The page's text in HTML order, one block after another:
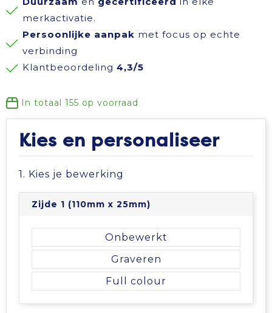
Reisbenodigdheden
Schrijfwaren
Snoepgoed
Spellen voor binnen en buiten
Themapakketten
Veiligheid, Auto en Fiets
Vrije tijd en Strand
Waterflesjes
Reflecterende polo's
Reflecterende vesten
Schorten en Sloven
Sweaters
T-Shirts
Veiligheidssignalering en Verlichting
Veiligheidsvesten en Veiligheidshesjes
Vesten
Schoenen
Sweaters
Gilets
Koeltassen en Koelboxen
Koffers en Trolleys
Matrozentassen
Opbergtassen
Opvouwbare tassen
Picknicktassen en manden
Promotietassen
merkactivatie.
Persoonlijke aanpak met focus op echte
verbinding
Klantbeoordeling 4,3/5
In totaal 155 op voorraad
Kies en personaliseer
1. Kies je bewerking
Zijde 1 (110mm x 25mm)
Onbewerkt
Graveren
Full colour